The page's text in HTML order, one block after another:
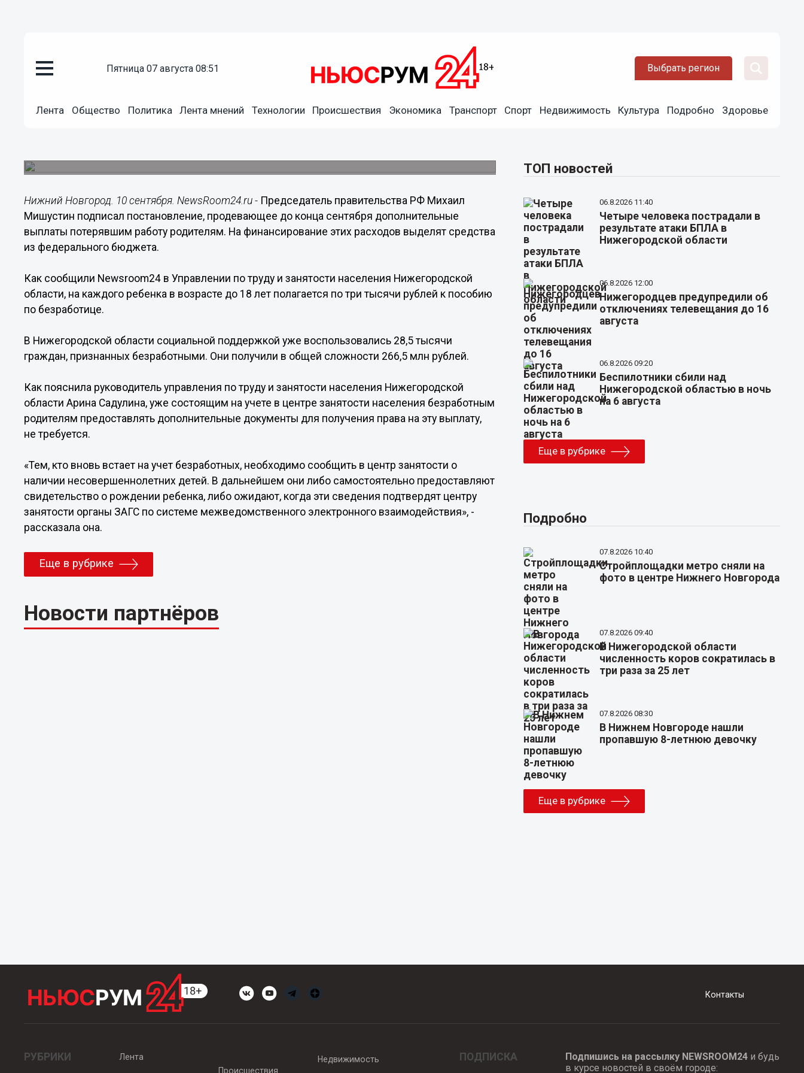
пятница 07 августа 08:51 Выбрать регион
Лента Общество Политика Лента мнений Технологии Происшествия Экономика Транспорт Спорт Недвижимость Культура Подробно Здоровье
10.09.202000:01
Нижний Новгород. 10 сентября. NewsRoom24.ru - Председатель правительства РФ Михаил
Мишустин подписал постановление, продевающее до конца сентября дополнительные
выплаты потерявшим работу родителям. На финансирование этих расходов выделят средства
из федерального бюджета.
Как сообщили Newsroom24 в Управлении по труду и занятости населения Нижегородской
области, на каждого ребенка в возрасте до 18 лет полагается по три тысячи рублей к пособию
по безработице.
В Нижегородской области социальной поддержкой уже воспользовались 28,5 тысячи
граждан, признанных безработными. Они получили в общей сложности 266,5 млн рублей.
Как пояснила руководитель управления по труду и занятости населения Нижегородской
области Арина Садулина, уже состоящим на учете в центре занятости населения безработным
родителям предоставлять дополнительные документы для получения права на эту выплату,
не требуется.
«Тем, кто вновь встает на учет безработных, необходимо сообщить в центр занятости о
наличии несовершеннолетних детей. В дальнейшем они либо самостоятельно предоставляют
свидетельство о рождении ребенка, либо ожидают, когда эти сведения подтвердят центру
занятости органы ЗАГС по системе межведомственного электронного взаимодействия», -
рассказала она.
Еще в рубрике
Новости партнёров
ТОП новостей
06.8.2026 11:40
Четыре человека пострадали в
результате атаки БПЛА в
Нижегородской области
06.8.2026 12:00
Нижегородцев предупредили об
отключениях телевещания до 16
августа
06.8.2026 09:20
Беспилотники сбили над
Нижегородской областью в ночь
на 6 августа
Еще в рубрике
Подробно
07.8.2026 10:40
Стройплощадки метро сняли на
фото в центре Нижнего Новгорода
07.8.2026 09:40
В Нижегородской области
численность коров сократилась в
три раза за 25 лет
07.8.2026 08:30
В Нижнем Новгороде нашли
пропавшую 8-летнюю девочку
Еще в рубрике
Контакты
РУБРИКИ
Лента
Происшествия
Недвижимость ПОДПИСКА Подпишись на рассылку NEWSROOM24и будь
в курсе новостей в своём городе: